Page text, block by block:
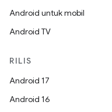
Android untuk mobil
Android TV
RILIS
Android 17
Android 16